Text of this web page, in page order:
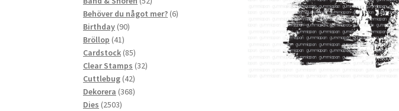
produkter
Behöver du något mer? 66
Birthday 9090
Bröllop 4141
produkter
Cardstock 8585
produkter
Clear Stamps 3232
Cuttlebug 4242
produkter
Dekorera 368368
Dies 25032503